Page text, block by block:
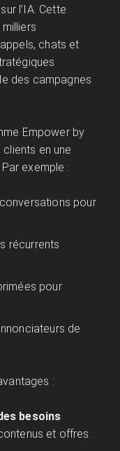
l’IA. Cette
chats et
des campagnes
Empower by
en une
exemple :
pour
récurrents
pour
de
:
besoins
et offres.